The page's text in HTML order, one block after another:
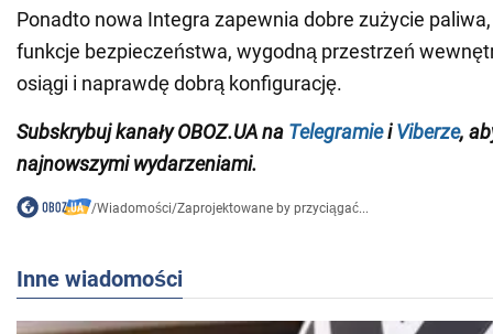
Ponadto nowa Integra zapewnia dobre zużycie
funkcje bezpieczeństwa, wygodną przestrzeń
osiągi i naprawdę dobrą konfigurację.
Subskrybuj kanały OBOZ.UA na TelegramieiViberze,
najnowszymi wydarzeniami.
/Wiadomości/Zaprojektowane by przyciągać...
Inne wiadomości